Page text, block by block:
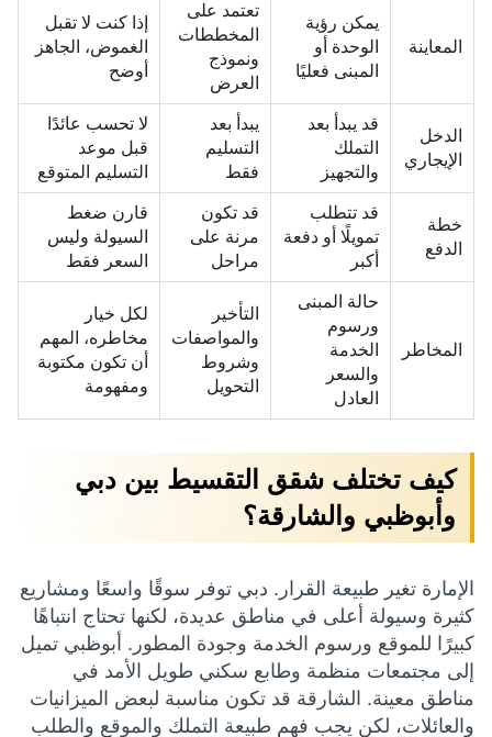
المعاينة
يمكن رؤية
الوحدة أو
المبنى فعليًا
تعتمد على
المخططات
ونموذج
العرض
إذا كنت لا تقبل
الغموض، الجاهز
أوضح
الدخل
الإيجاري
قد يبدأ بعد
التملك
والتجهيز
يبدأ بعد
التسليم
فقط
لا تحسب عائدًا
قبل موعد
التسليم المتوقع
خطة
الدفع
قد تتطلب
تمويلًا أو دفعة
أكبر
قد تكون
مرنة على
مراحل
قارن ضغط
السيولة وليس
السعر فقط
المخاطر
حالة المبنى
ورسوم
الخدمة
والسعر
العادل
التأخير
والمواصفات
وشروط
التحويل
لكل خيار
مخاطره، المهم
أن تكون مكتوبة
ومفهومة
كيف تختلف شقق التقسيط بين دبي
وأبوظبي والشارقة؟
الإمارة تغير طبيعة القرار. دبي توفر سوقًا واسعًا ومشاريع
كثيرة وسيولة أعلى في مناطق عديدة، لكنها تحتاج انتباهًا
كبيرًا للموقع ورسوم الخدمة وجودة المطور. أبوظبي تميل
إلى مجتمعات منظمة وطابع سكني طويل الأمد في
مناطق معينة. الشارقة قد تكون مناسبة لبعض الميزانيات
والعائلات، لكن يجب فهم طبيعة التملك والموقع والطلب